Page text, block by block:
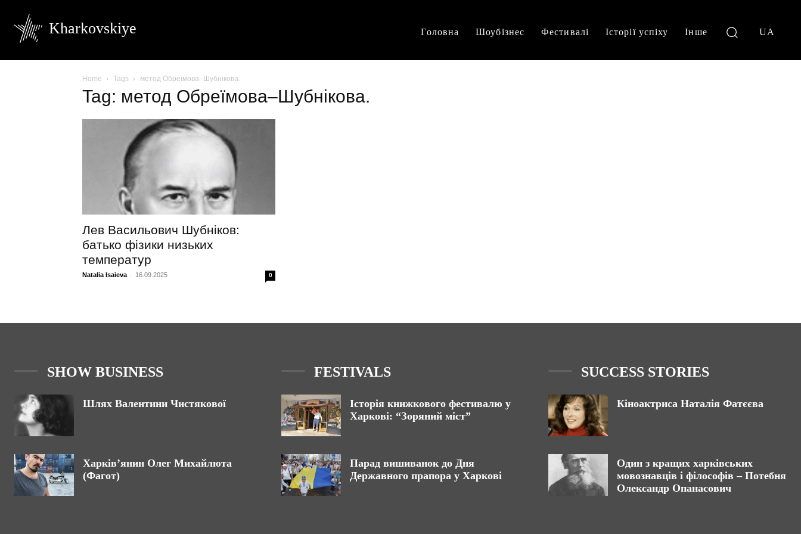
Kharkovskiye Головна Шоубізнес Фестивалі Історії успіху Інше UA
Home Tags метод Обреїмова–Шубнікова.
Tag: метод Обреїмова–Шубнікова.
Лев Васильович Шубніков:
батько фізики низьких
температур
Natalia Isaieva - 16.09.2025 0
SHOW BUSINESS
Шлях Валентини Чистякової
Харків’янин Олег Михайлюта
(Фагот)
FESTIVALS
Історія книжкового фестивалю у
Харкові: “Зоряний міст”
Парад вишиванок до Дня
Державного прапора у Харкові
SUCCESS STORIES
Кіноактриса Наталія Фатєєва
Один з кращих харківських
мовознавців і філософів – Потебня
Олександр Опанасович